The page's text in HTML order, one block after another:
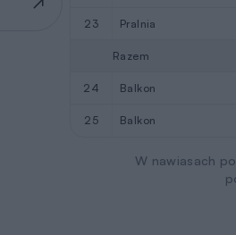
23 pralnia
Razem
24 balkon
25 balkon
W nawiasach